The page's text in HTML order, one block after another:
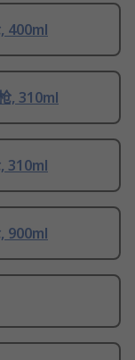
400ml
, 310ml
310ml
900ml